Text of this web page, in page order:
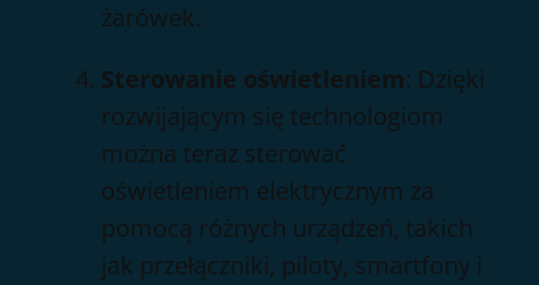
żarówek.
Sterowanie oświetleniem: Dzięki
rozwijającym się technologiom
można teraz sterować
oświetleniem elektrycznym za
pomocą różnych urządzeń, takich
jak przełączniki, piloty, smartfony i